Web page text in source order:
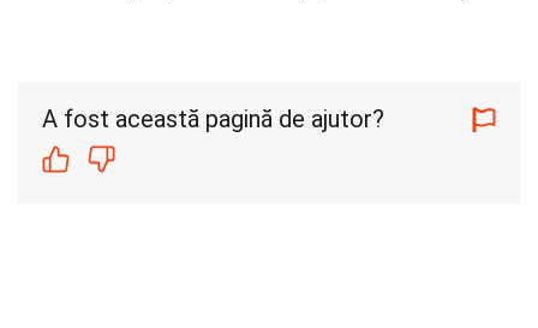
A fost această pagină de ajutor?